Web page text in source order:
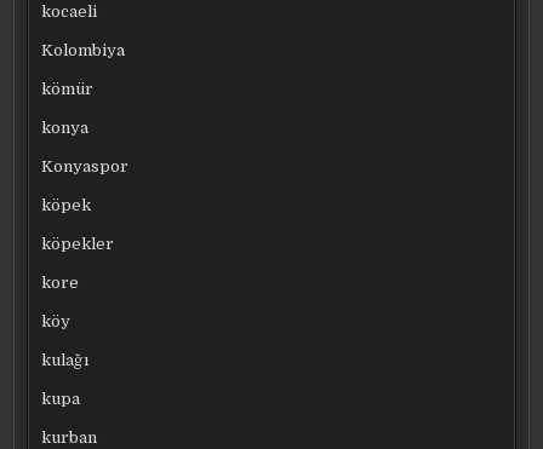
kocaeli
Kolombiya
kömür
konya
Konyaspor
köpek
köpekler
kore
köy
kulağı
kupa
kurban